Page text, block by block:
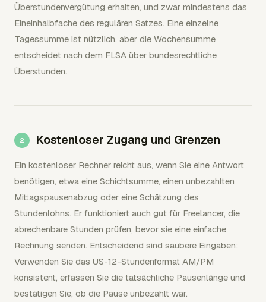
Überstundenvergütung erhalten, und zwar mindestens das
Eineinhalbfache des regulären Satzes. Eine einzelne
Tagessumme ist nützlich, aber die Wochensumme
entscheidet nach dem FLSA über bundesrechtliche
Überstunden.
Kostenloser Zugang und Grenzen
Ein kostenloser Rechner reicht aus, wenn Sie eine Antwort
benötigen, etwa eine Schichtsumme, einen unbezahlten
Mittagspausenabzug oder eine Schätzung des
Stundenlohns. Er funktioniert auch gut für Freelancer, die
abrechenbare Stunden prüfen, bevor sie eine einfache
Rechnung senden. Entscheidend sind saubere Eingaben:
Verwenden Sie das US-12-Stundenformat AM/PM
konsistent, erfassen Sie die tatsächliche Pausenlänge und
bestätigen Sie, ob die Pause unbezahlt war.